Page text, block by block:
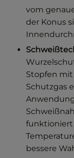
vom
der Konus
Stopfen
Schutzgas
funktioniert
bessere